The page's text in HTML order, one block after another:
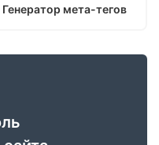
Генератор мета-тегов